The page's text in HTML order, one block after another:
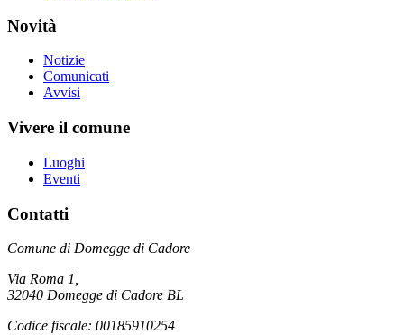
Novità
Notizie
Comunicati
Avvisi
Vivere il comune
Luoghi
Eventi
Contatti
Comune di Domegge di Cadore
Via Roma 1,
32040 Domegge di Cadore BL
Codice fiscale: 00185910254